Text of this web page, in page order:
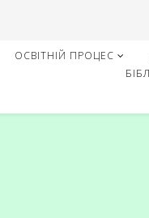
ОСВІТНІЙ ПРОЦЕС